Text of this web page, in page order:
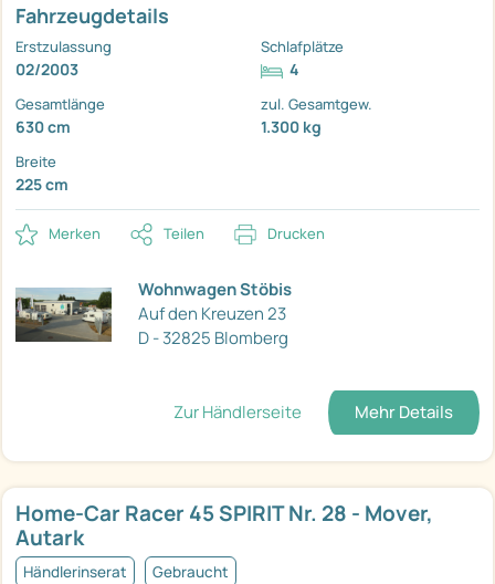
Fahrzeugdetails
Erstzulassung
02/2003
Schlafplätze
4
Gesamtlänge
630 cm
zul. Gesamtgew.
1.300 kg
Breite
225 cm
Merken Teilen Drucken
Wohnwagen Stöbis
Auf den Kreuzen 23
D - 32825 Blomberg
Zur Händlerseite Mehr Details
Home-Car Racer 45 SPIRIT Nr. 28 - Mover,
Autark
Händlerinserat Gebraucht